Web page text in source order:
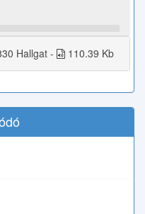
Hallgat - 110.39 Kb